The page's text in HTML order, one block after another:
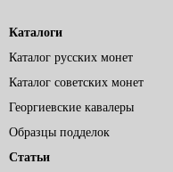
Каталоги
Каталог русских монет
Каталог советских монет
Георгиевские кавалеры
Образцы подделок
Статьи